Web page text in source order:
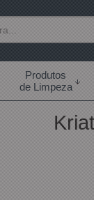
Produtos
de Limpeza
Kriat